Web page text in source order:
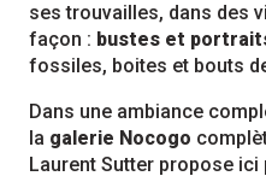
ses trouvailles, dans des
façon : bustes et
fossiles, boites et bouts
Dans une ambiance
la galerie Nocogo
Laurent Sutter propose